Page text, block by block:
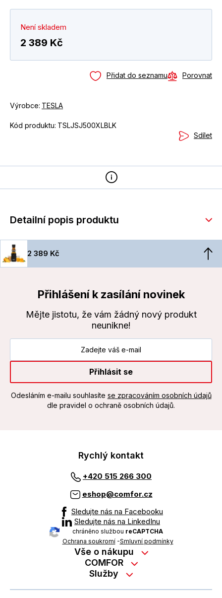
Není skladem
2 389 Kč
Přidat do seznamu Porovnat
Výrobce: TESLA
Kód produktu: TSLJSJ500XLBLK
Sdílet
Detailní popis produktu
2 389 Kč
Přihlášení k zasílání novinek
Mějte jistotu, že vám žádný nový produkt
neunikne!
Přihlásit se
Odesláním e-mailu souhlasíte se zpracováním osobních údajů
dle pravidel o ochraně osobních údajů.
Rychlý kontakt
+420 515 266 300
eshop@comfor.cz
Sledujte nás na Facebooku
Sledujte nás na LinkedInu
chráněno službou reCAPTCHA
Ochrana soukromí-Smluvní podmínky
Vše o nákupu
Nákup na splátky
Možnosti platby
COMFOR
Kontakty
Kariéra
Služby